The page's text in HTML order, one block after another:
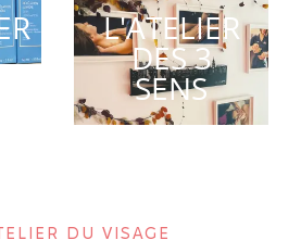
L'ATELIER
DES 3
SENS
DU VISAGE